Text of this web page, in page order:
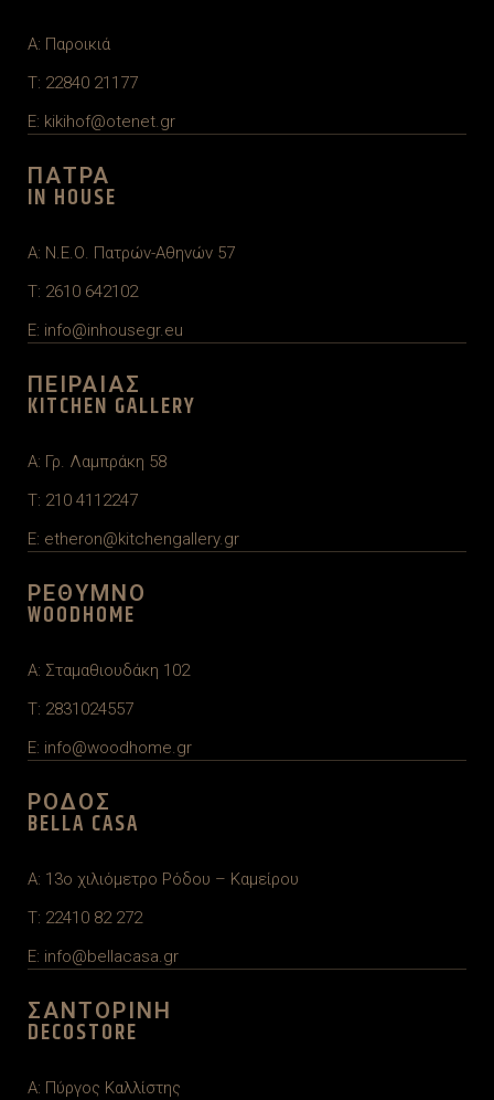
A: Παροικιά
T: 22840 21177
E: kikihof@otenet.gr
ΠΑΤΡΑ
IN HOUSE
A: Ν.Ε.Ο. Πατρών-Αθηνών 57
T: 2610 642102
E: info@inhousegr.eu
ΠΕΙΡΑΙΑΣ
KITCHEN GALLERY
A: Γρ. Λαμπράκη 58
T: 210 4112247
E: etheron@kitchengallery.gr
ΡΕΘΥΜΝΟ
WOODHOME
A: Σταμαθιουδάκη 102
T: 2831024557
E: info@woodhome.gr
ΡΟΔΟΣ
BELLA CASA
A: 13ο χιλιόμετρο Ρόδου – Καμείρου
T: 22410 82 272
E: info@bellacasa.gr
ΣΑΝΤΟΡΙΝΗ
DECOSTORE
A: Πύργος Καλλίστης